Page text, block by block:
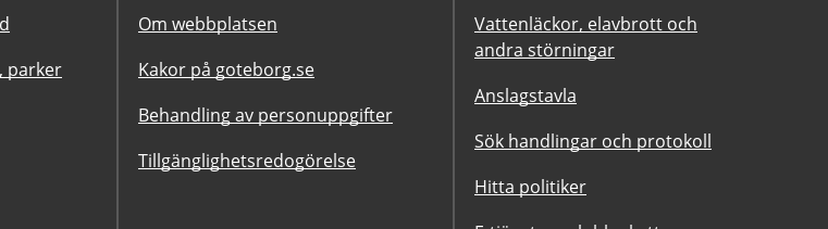
parker
Om webbplatsen
Kakor på goteborg.se
Behandling av personuppgifter
Tillgänglighetsredogörelse
Vattenläckor, elavbrott och
andra störningar
Anslagstavla
Sök handlingar och protokoll
Hitta politiker